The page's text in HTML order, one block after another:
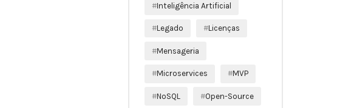
Inteligência Artificial
Legado Licenças
Mensageria
Microservices MVP
NoSQL Open-Source